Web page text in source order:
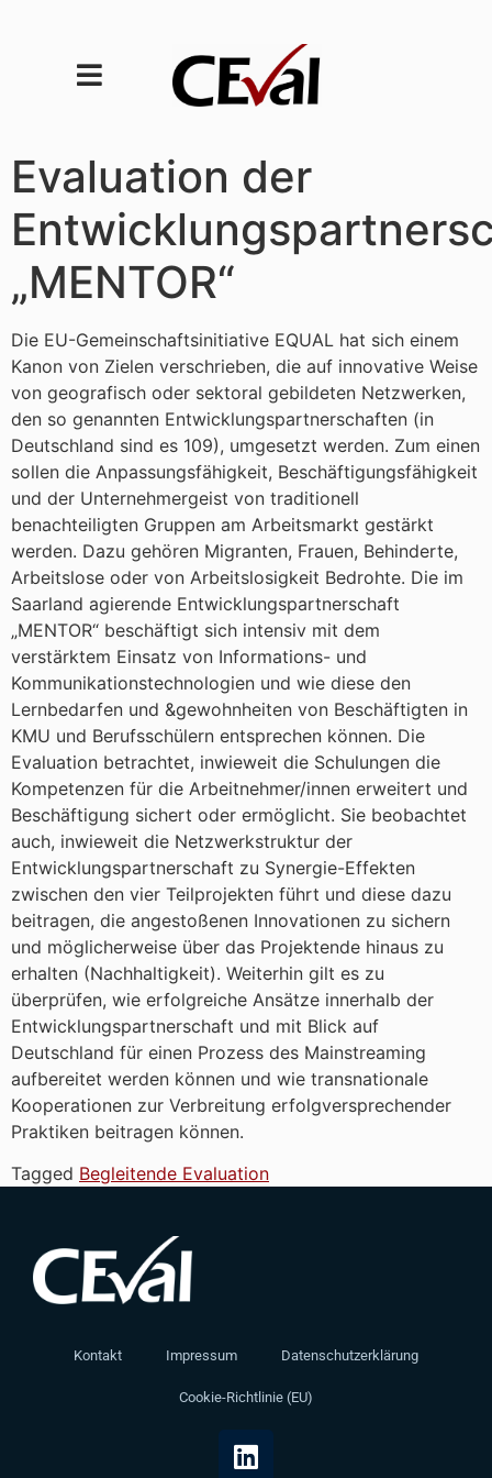
Evaluation der
„MENTOR“
Die EU-Gemeinschaftsinitiative EQUAL hat sich einem
Kanon von Zielen verschrieben, die auf innovative Weise
von geografisch oder sektoral gebildeten Netzwerken,
den so genannten Entwicklungspartnerschaften (in
Deutschland sind es 109), umgesetzt werden. Zum einen
sollen die Anpassungsfähigkeit, Beschäftigungsfähigkeit
und der Unternehmergeist von traditionell
benachteiligten Gruppen am Arbeitsmarkt gestärkt
werden. Dazu gehören Migranten, Frauen, Behinderte,
Arbeitslose oder von Arbeitslosigkeit Bedrohte. Die im
Saarland agierende Entwicklungspartnerschaft
„MENTOR“ beschäftigt sich intensiv mit dem
verstärktem Einsatz von Informations- und
Kommunikationstechnologien und wie diese den
Lernbedarfen und &gewohnheiten von Beschäftigten in
KMU und Berufsschülern entsprechen können. Die
Evaluation betrachtet, inwieweit die Schulungen die
Kompetenzen für die Arbeitnehmer/innen erweitert und
Beschäftigung sichert oder ermöglicht. Sie beobachtet
auch, inwieweit die Netzwerkstruktur der
Entwicklungspartnerschaft zu Synergie-Effekten
zwischen den vier Teilprojekten führt und diese dazu
beitragen, die angestoßenen Innovationen zu sichern
und möglicherweise über das Projektende hinaus zu
erhalten (Nachhaltigkeit). Weiterhin gilt es zu
überprüfen, wie erfolgreiche Ansätze innerhalb der
Entwicklungspartnerschaft und mit Blick auf
Deutschland für einen Prozess des Mainstreaming
aufbereitet werden können und wie transnationale
Kooperationen zur Verbreitung erfolgversprechender
Praktiken beitragen können.
Tagged Begleitende Evaluation
Kontakt Impressum Datenschutzerklärung
Cookie-Richtlinie (EU)